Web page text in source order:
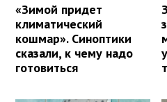
«Зимой придет
климатический
кошмар». Синоптики
сказали, к чему надо
готовиться